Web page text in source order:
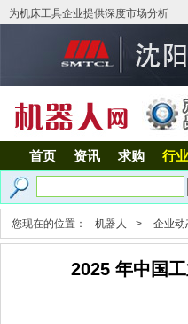
为机床工具企业提供深度市
首页 资讯 求购 行
您现在的位置： 机器人 > 企业动
2025 年中国